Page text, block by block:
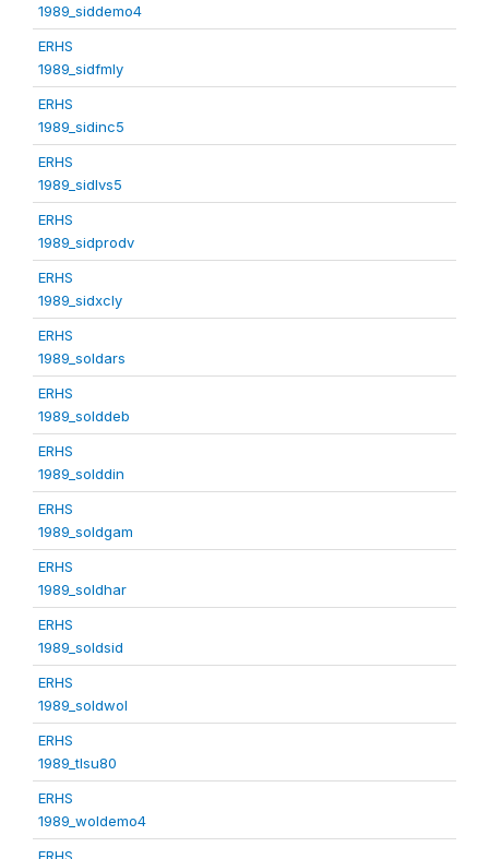
1989_siddemo4
ERHS
1989_sidfmly
ERHS
1989_sidinc5
ERHS
1989_sidlvs5
ERHS
1989_sidprodv
ERHS
1989_sidxcly
ERHS
1989_soldars
ERHS
1989_solddeb
ERHS
1989_solddin
ERHS
1989_soldgam
ERHS
1989_soldhar
ERHS
1989_soldsid
ERHS
1989_soldwol
ERHS
1989_tlsu80
ERHS
1989_woldemo4
ERHS